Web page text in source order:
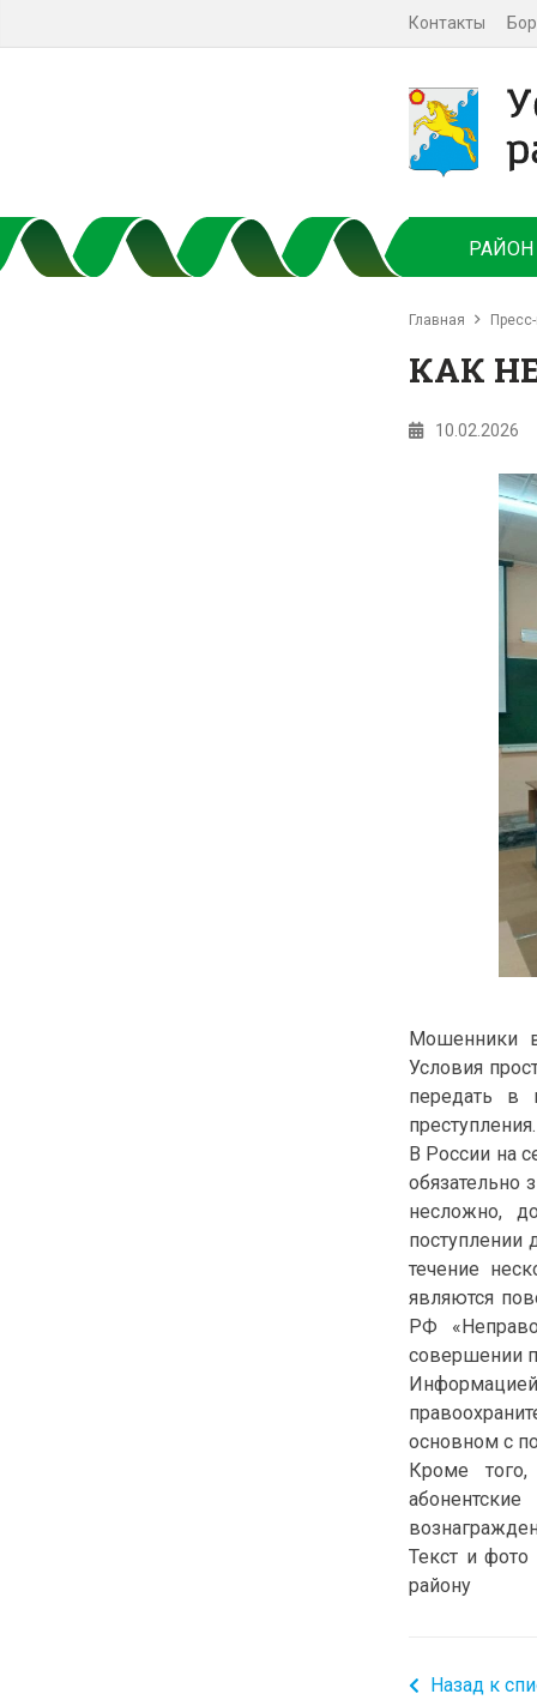
Контакты
РАЙОН
Главная
КАК
10.02.2026
Мошенники
Условия
передать в
В России на
обязательно
несложно,
поступлении
течение
являются
РФ
совершении
основном с
Кроме того,
Текст и
району
Назад к